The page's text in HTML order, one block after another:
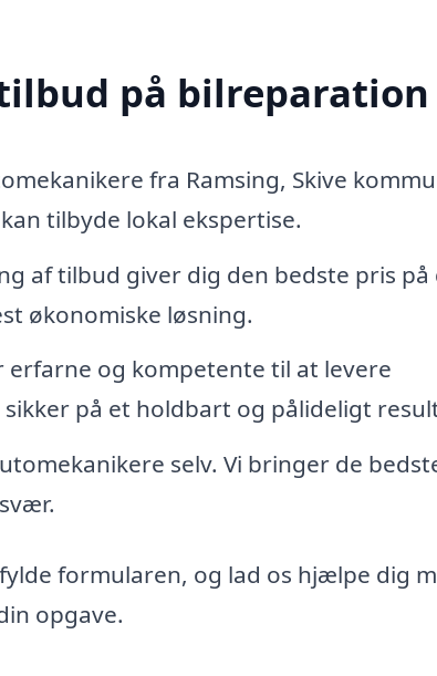
på bilreparation
fra Ramsing, Skive
tilbyde lokal ekspertise.
af tilbud giver dig den bedste pris på
økonomiske løsning.
erfarne og kompetente til at levere
på et holdbart og pålideligt
selv. Vi bringer de
formularen, og lad os hjælpe dig
opgave.